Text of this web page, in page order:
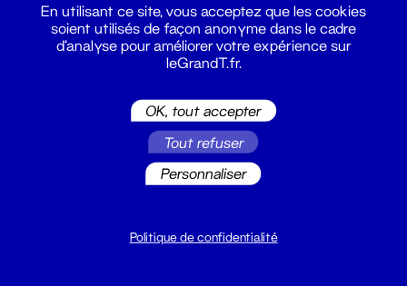
Du lundi au vendredi 14h → 18h
En utilisant ce site, vous acceptez que les cookies
soient utilisés de façon anonyme dans le cadre
d'analyse pour améliorer votre expérience sur
leGrandT.fr.
OK, tout accepter
Tout refuser
Personnaliser
Politique de confidentialité